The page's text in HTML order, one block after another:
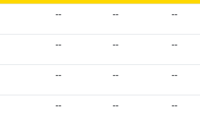
-- -- --
-- -- --
-- -- --
-- -- --